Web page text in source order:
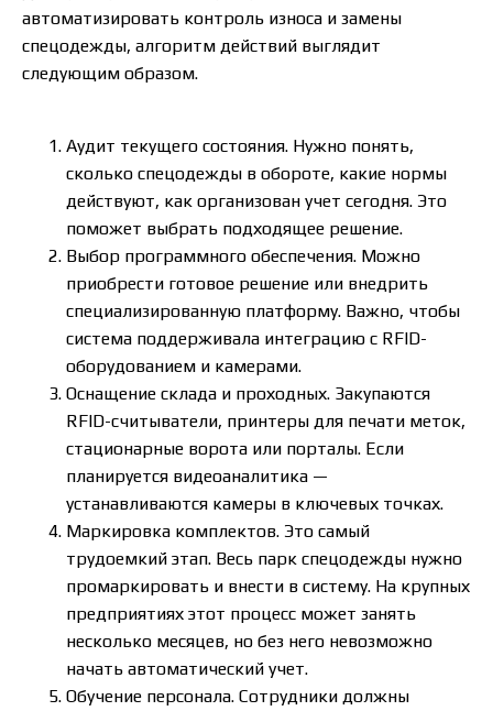
автоматизировать контроль износа и замены
спецодежды, алгоритм действий выглядит
следующим образом.
Аудит текущего состояния. Нужно понять,
сколько спецодежды в обороте, какие нормы
действуют, как организован учет сегодня. Это
поможет выбрать подходящее решение.
Выбор программного обеспечения. Можно
приобрести готовое решение или внедрить
специализированную платформу. Важно, чтобы
система поддерживала интеграцию с RFID-
оборудованием и камерами.
Оснащение склада и проходных. Закупаются
RFID-считыватели, принтеры для печати меток,
стационарные ворота или порталы. Если
планируется видеоаналитика —
устанавливаются камеры в ключевых точках.
Маркировка комплектов. Это самый
трудоемкий этап. Весь парк спецодежды нужно
промаркировать и внести в систему. На крупных
предприятиях этот процесс может занять
несколько месяцев, но без него невозможно
начать автоматический учет.
Обучение персонала. Сотрудники должны